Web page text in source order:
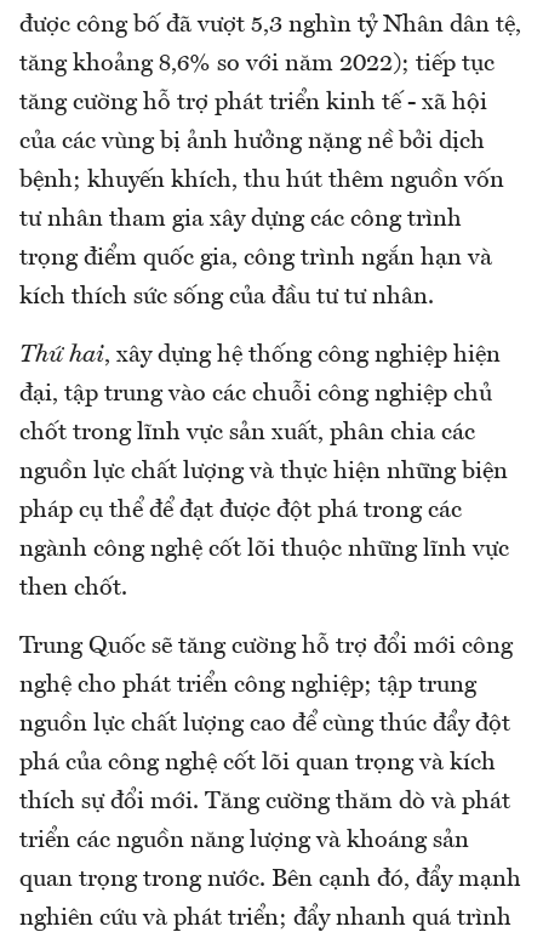
được công bố đã vượt 5,3 nghìn tỷ Nhân dân tệ,
tăng khoảng 8,6% so với năm 2022); tiếp tục
tăng cường hỗ trợ phát triển kinh tế - xã hội
của các vùng bị ảnh hưởng nặng nề bởi dịch
bệnh; khuyến khích, thu hút thêm nguồn vốn
tư nhân tham gia xây dựng các công trình
trọng điểm quốc gia, công trình ngắn hạn và
kích thích sức sống của đầu tư tư nhân.
Thứ hai, xây dựng hệ thống công nghiệp hiện
đại, tập trung vào các chuỗi công nghiệp chủ
chốt trong lĩnh vực sản xuất, phân chia các
nguồn lực chất lượng và thực hiện những biện
pháp cụ thể để đạt được đột phá trong các
ngành công nghệ cốt lõi thuộc những lĩnh vực
then chốt.
Trung Quốc sẽ tăng cường hỗ trợ đổi mới công
nghệ cho phát triển công nghiệp; tập trung
nguồn lực chất lượng cao để cùng thúc đẩy đột
phá của công nghệ cốt lõi quan trọng và kích
thích sự đổi mới. Tăng cường thăm dò và phát
triển các nguồn năng lượng và khoáng sản
quan trọng trong nước. Bên cạnh đó, đẩy mạnh
nghiên cứu và phát triển; đẩy nhanh quá trình